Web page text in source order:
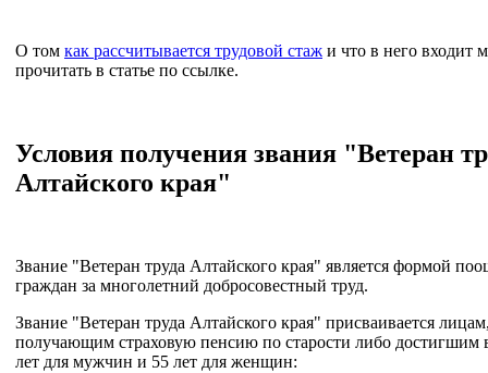
О том как рассчитывается трудовой стаж и что в него входит
прочитать в статье по ссылке.
Условия получения звания "Ветеран
Алтайского края"
Звание "Ветеран труда Алтайского края" является формой
граждан за многолетний добросовестный труд.
Звание "Ветеран труда Алтайского края" присваивается
получающим страховую пенсию по старости либо достигшим
лет для мужчин и 55 лет для женщин: